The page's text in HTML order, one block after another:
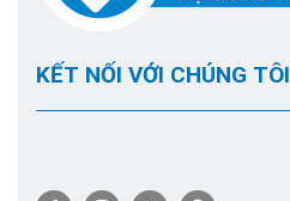
KẾT NỐI VỚI CHÚNG TÔI